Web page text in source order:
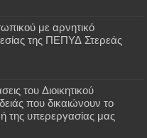
με αρνητικό
της ΠΕΠΥΔ Στερεάς
του Διοικητικού
που δικαιώνουν το
της υπερεργασίας μας